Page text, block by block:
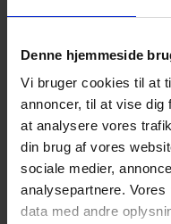
Denne hjemmeside
Vi bruger cookies til at
annoncer, til at vise dig
at analysere vores
din brug af vores
sociale medier,
analysepartnere.
data med andre
Cyklistforbundet |
1362 København K
Tlf.:33 32 31 21|
CVR 25 36 41 12